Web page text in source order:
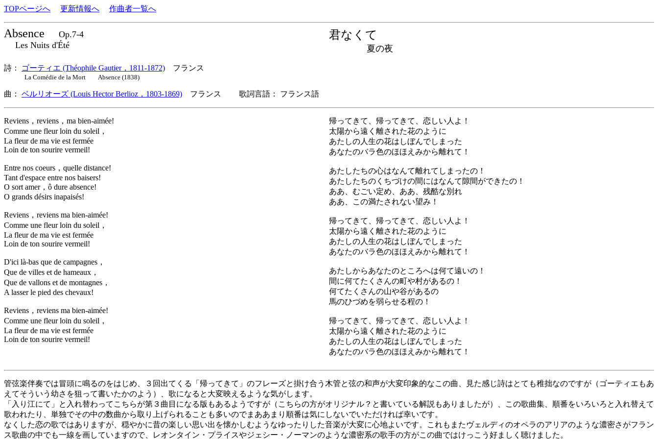
TOPページへ 更新情報へ 作曲者一覧へ
Absence
Op.7-4
Les Nuits d'Été
君なくて
夏の夜
詩： ゴーティエ (Théophile Gautier，1811-1872) フランス
La Comédie de la Mort Absence (1838)
曲： ベルリオーズ (Louis Hector Berlioz，1803-1869) フランス 歌詞言語： フランス語
Reviens，reviens，ma bien-aimée!
Comme une fleur loin du soleil，
La fleur de ma vie est fermée
Loin de ton sourire vermeil!
Entre nos coeurs，quelle distance!
Tant d'espace entre nos baisers!
O sort amer，ô dure absence!
O grands désirs inapaisés!
Reviens，reviens ma bien-aimée!
Comme une fleur loin du soleil，
La fleur de ma vie est fermée
Loin de ton sourire vermeil!
D'ici là-bas que de campagnes，
Que de villes et de hameaux，
Que de vallons et de montagnes，
A lasser le pied des chevaux!
Reviens，reviens ma bien-aimée!
Comme une fleur loin du soleil，
La fleur de ma vie est fermée
Loin de ton sourire vermeil!
帰ってきて、帰ってきて、恋しい人よ！
太陽から遠く離された花のように
あたしの人生の花はしぼんでしまった
あなたのバラ色のほほえみから離れて！
あたしたちの心はなんて離れてしまったの！
あたしたちのくちづけの間にはなんて隙間ができたの！
ああ、むごい定め、ああ、残酷な別れ
ああ、この満たされない望み！
帰ってきて、帰ってきて、恋しい人よ！
太陽から遠く離された花のように
あたしの人生の花はしぼんでしまった
あなたのバラ色のほほえみから離れて！
あたしからあなたのところへは何て遠いの！
間に何てたくさんの町や村があるの！
何てたくさんの山や谷があるの
馬のひづめを弱らせる程の！
帰ってきて、帰ってきて、恋しい人よ！
太陽から遠く離された花のように
あたしの人生の花はしぼんでしまった
あなたのバラ色のほほえみから離れて！
管弦楽伴奏では冒頭に鳴るのをはじめ、３回出てくる「帰ってきて」のフレーズと掛け合う木管と弦の和声が大変印象的なこの曲、見た感じ詩はとても稚拙なのですが（ゴーティエもあ
えてそういう幼さを狙って書いたかのよう）、歌になると大変映えるような気がします。
「入り江にて」と入れ替わってこちらが第３曲目になる版もあるようですが（こちらの方がオリジナル？と書いている解説もありましたが）、この歌曲集、順番をいろいろと入れ替えて
歌われたり、単独でその中の数曲から取り上げられることも多いのでまああまり順番は気にしないでいただければ幸いです。
なくした恋の歌ではありますが、穏やかに昔の楽しい思い出を懐かしむようなゆったりした音楽が大変に心地よいです。これもまたヴェルディのオペラのアリアのような濃密さがフラン
ス歌曲の中でも一線を画していますので、レオンタイン・プライスやジェシー・ノーマンのような濃密系の歌手の方がこの曲ではけっこう好ましく聴けました。